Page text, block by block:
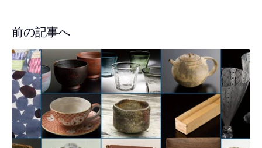
前の記事へ